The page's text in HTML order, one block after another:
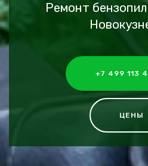
Ремонт
+7 499 113
ЦЕНЫ